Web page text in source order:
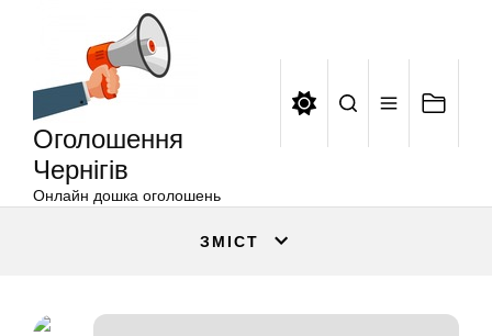
Оголошення
Чернігів
Онлайн дошка оголошень
ЗМІСТ